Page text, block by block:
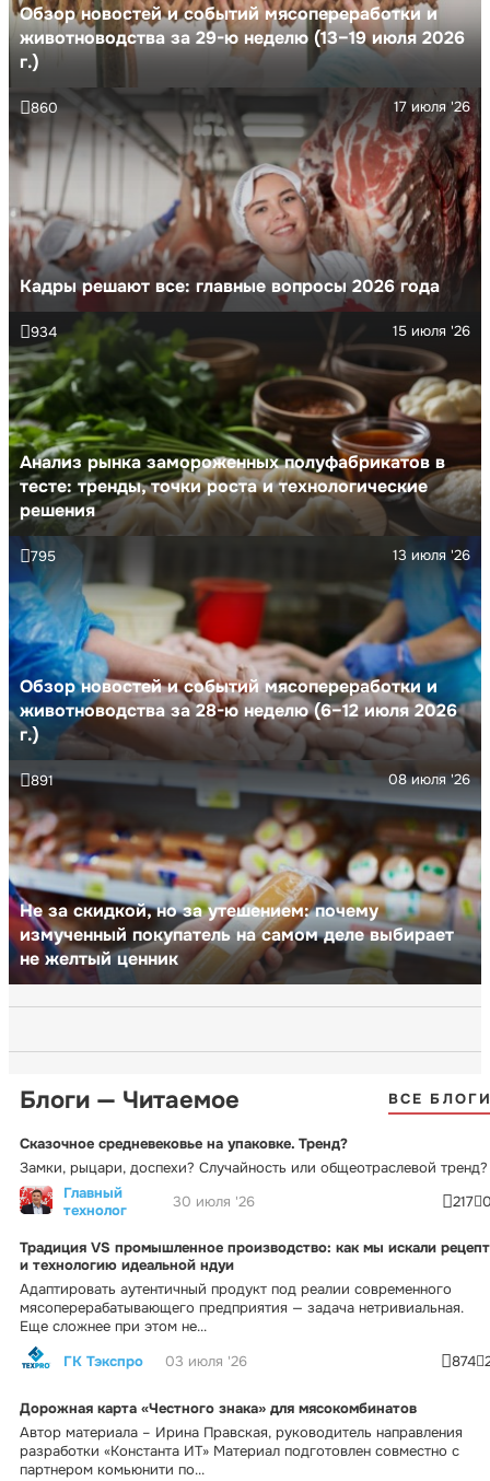
Обзор новостей и событий мясопереработки и
животноводства за 29-ю неделю (13–19 июля 2026
г.)
Кадры решают все: главные вопросы 2026 года
17 июля '26
860
Анализ рынка замороженных полуфабрикатов в
тесте: тренды, точки роста и технологические
решения
15 июля '26
934
Обзор новостей и событий мясопереработки и
животноводства за 28-ю неделю (6–12 июля 2026
г.)
13 июля '26
795
Не за скидкой, но за утешением: почему
измученный покупатель на самом деле выбирает
не желтый ценник
08 июля '26
891
Блоги — Читаемое ВСЕ
Сказочное средневековье на упаковке. Тренд?
Замки, рыцари, доспехи? Случайность или общеотраслевой тренд?
Главный
технолог
30 июля '26 217
Традиция VS промышленное производство: как мы искали рецепт
и технологию идеальной ндуи
Адаптировать аутентичный продукт под реалии современного
мясоперерабатывающего предприятия — задача нетривиальная.
Еще сложнее при этом не...
ГК Тэкспро
03 июля '26 874
Дорожная карта «Честного знака» для мясокомбинатов
Автор материала – Ирина Правская, руководитель направления
разработки «Константа ИТ» Материал подготовлен совместно с
партнером комьюнити по...